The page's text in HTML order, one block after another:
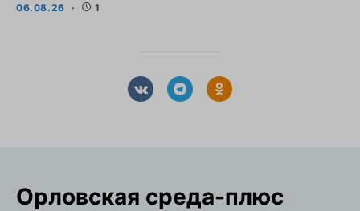
06.08.26 1
Орловская cреда-плюс